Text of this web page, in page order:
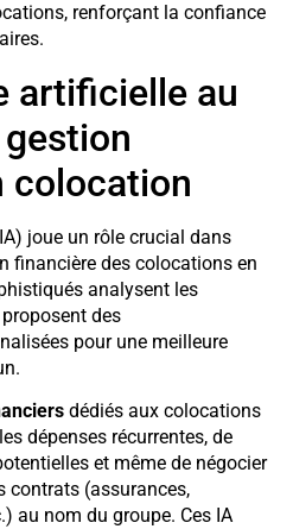
renforçant la confiance
artificielle au
colocation
joue un rôle crucial dans
financière des colocations en
analysent les
des
pour une meilleure
dédiés aux colocations
dépenses récurrentes, de
et même de négocier
contrats (assurances,
au nom du groupe. Ces IA